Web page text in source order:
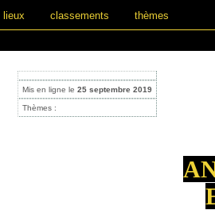
lieux classements thèmes
Mis en ligne le 25 septembre 2019
Thèmes :